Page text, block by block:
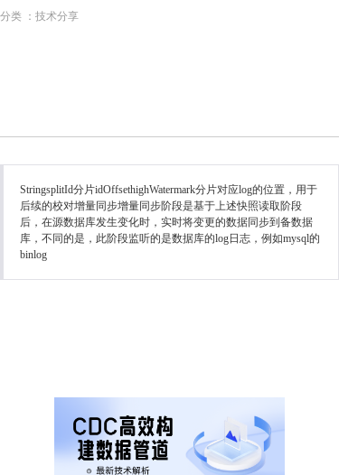
分类 ：技术分享
StringsplitId分片idOffsethighWatermark分片对应log的位置，用于
后续的校对增量同步增量同步阶段是基于上述快照读取阶段
后，在源数据库发生变化时，实时将变更的数据同步到备数据
库，不同的是，此阶段监听的是数据库的log日志，例如mysql的
binlog